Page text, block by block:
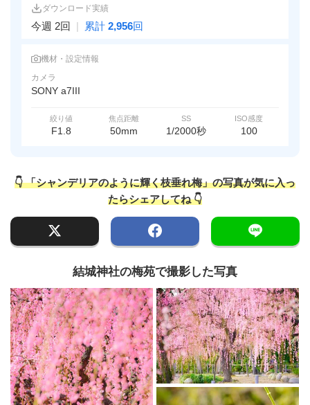
ダウンロード実績
今週 2回 | 累計 2,956回
機材・設定情報
カメラ
SONY a7III
絞り値
F1.8
焦点距離
50mm
SS
1/2000秒
ISO感度
100
👇 「シャンデリアのように輝く枝垂れ梅」の写真が気に入っ
たらシェアしてね 👇
結城神社の梅苑で撮影した写真